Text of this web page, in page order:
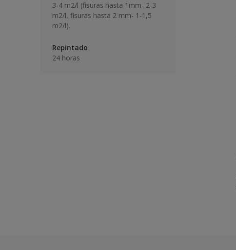
3-4 m2/l (fisuras hasta 1mm- 2-3
m2/l, fisuras hasta 2 mm- 1-1,5
m2/l).
Repintado
24 horas